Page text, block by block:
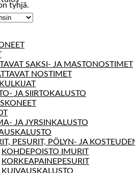
tyhjä.
SAKSI- JA MASTONOSTIMET
NOSTIMET
JA SIIRTOKALUSTO
JA JYRSINKALUSTO
PESURIT, PÖLYN- JA
KOHDEPOISTO IMURIT
KORKEAPAINEPESURIT
KUIVAUSKALUSTO